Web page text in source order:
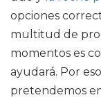
opciones
multitud de
momentos es
ayudará. Por
pretendemos